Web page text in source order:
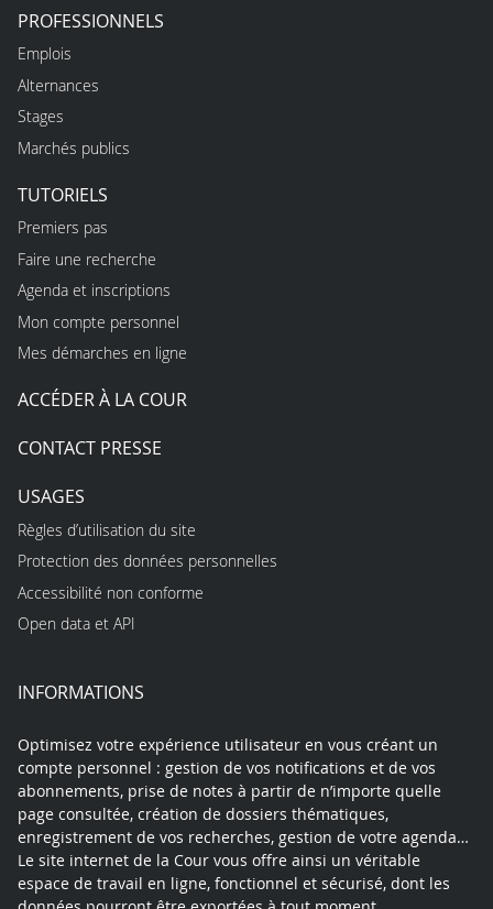
PROFESSIONNELS
Emplois
Alternances
Stages
Marchés publics
TUTORIELS
Premiers pas
Faire une recherche
Agenda et inscriptions
Mon compte personnel
Mes démarches en ligne
ACCÉDER À LA COUR
CONTACT PRESSE
USAGES
Règles d’utilisation du site
Protection des données personnelles
Accessibilité non conforme
Open data et API
INFORMATIONS
Optimisez votre expérience utilisateur en vous créant un
compte personnel : gestion de vos notifications et de vos
abonnements, prise de notes à partir de n’importe quelle
page consultée, création de dossiers thématiques,
enregistrement de vos recherches, gestion de votre agenda…
Le site internet de la Cour vous offre ainsi un véritable
espace de travail en ligne, fonctionnel et sécurisé, dont les